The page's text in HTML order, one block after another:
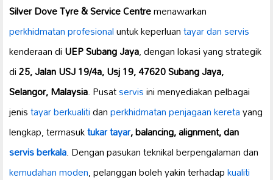
Silver Dove Tyre & Service Centremenawarkan
perkhidmatan profesionaluntuk keperluantayar dan servis
kenderaan diUEP Subang Jaya, dengan lokasi yang strategik
di25, Jalan USJ 19/4a, Usj 19, 47620 Subang Jaya,
Selangor, Malaysia. Pusatservisini menyediakan pelbagai
jenistayar berkualitidanperkhidmatanpenjagaan keretayang
lengkap, termasuktukar tayar, balancing, alignment, dan
servis berkala. Dengan pasukan teknikal berpengalaman dan
kemudahan moden, pelanggan boleh yakin terhadapkualiti